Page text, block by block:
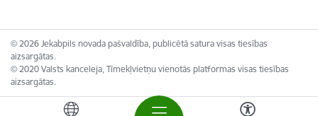
© 2026 Jekabpils novada pašvaldība, publicētā satura visas tiesības
aizsargātas.
© 2020 Valsts kanceleja, Tīmekļvietņu vienotās platformas visas tiesības
aizsargātas.